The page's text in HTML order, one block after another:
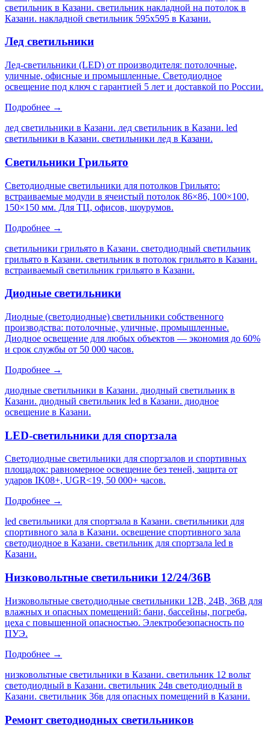
светильник в Казани. светильник накладной на потолок в
Казани. накладной светильник 595х595 в Казани.
Лед светильники
Лед-светильники (LED) от производителя: потолочные,
уличные, офисные и промышленные. Светодиодное
освещение под ключ с гарантией 5 лет и доставкой по России.
Подробнее →
лед светильники в Казани. лед светильник в Казани. led
светильники в Казани. светильники лед в Казани.
Светильники Грильято
Светодиодные светильники для потолков Грильято:
встраиваемые модули в ячеистый потолок 86×86, 100×100,
150×150 мм. Для ТЦ, офисов, шоурумов.
Подробнее →
светильники грильято в Казани. светодиодный светильник
грильято в Казани. светильник в потолок грильято в Казани.
встраиваемый светильник грильято в Казани.
Диодные светильники
Диодные (светодиодные) светильники собственного
производства: потолочные, уличные, промышленные.
Диодное освещение для любых объектов — экономия до 60%
и срок службы от 50 000 часов.
Подробнее →
диодные светильники в Казани. диодный светильник в
Казани. диодный светильник led в Казани. диодное
освещение в Казани.
LED-светильники для спортзала
Светодиодные светильники для спортзалов и спортивных
площадок: равномерное освещение без теней, защита от
ударов IK08+, UGR<19, 50 000+ часов.
Подробнее →
led светильники для спортзала в Казани. светильники для
спортивного зала в Казани. освещение спортивного зала
светодиодное в Казани. светильник для спортзала led в
Казани.
Низковольтные светильники 12/24/36В
Низковольтные светодиодные светильники 12В, 24В, 36В для
влажных и опасных помещений: бани, бассейны, погреба,
цеха с повышенной опасностью. Электробезопасность по
ПУЭ.
Подробнее →
низковольтные светильники в Казани. светильник 12 вольт
светодиодный в Казани. светильник 24в светодиодный в
Казани. светильник 36в для опасных помещений в Казани.
Ремонт светодиодных светильников